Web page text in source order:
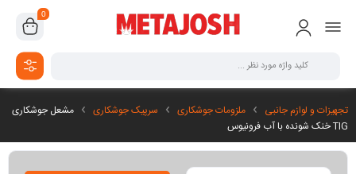
0
تجهیزات و لوازم جانبی ملزومات جوشکاری سرپیک جوشکاری
مشعل جوشکاری
TIG خنک شونده با آب فرونیوس